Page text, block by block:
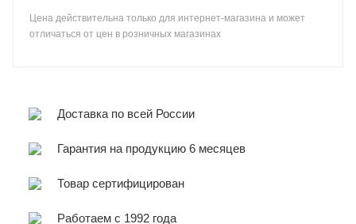
Цена действительна только для интернет-магазина и может
отличаться от цен в розничных магазинах
Доставка по всей России
Гарантия на продукцию 6 месяцев
Товар сертифицирован
Работаем с 1992 года